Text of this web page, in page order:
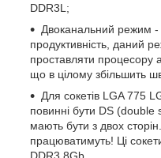
DDR3L;
Двоканальний режим -
продуктивність, даний
проставляти процесору
що в цілому збільшить
Для сокетів LGA 775
повинні бути DS (double
мають бути з двох
працюватимуть! Ці
DDR3 8Gb.